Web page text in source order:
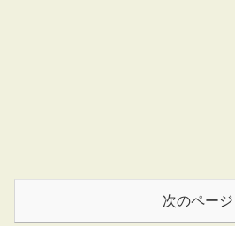
次のページ